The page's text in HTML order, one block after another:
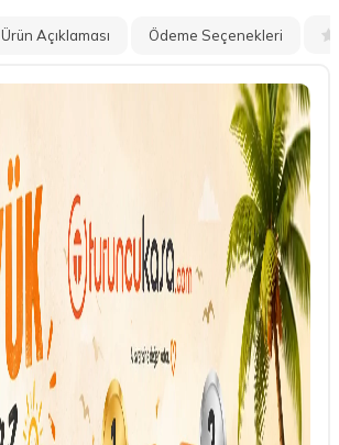
Ürün Açıklaması Ödeme Seçenekleri